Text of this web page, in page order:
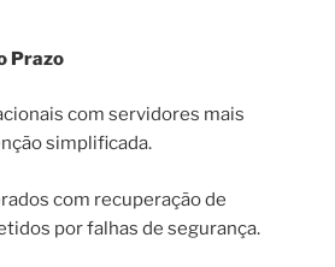
Prazo
com servidores mais
simplificada.
com recuperação de
por falhas de segurança.